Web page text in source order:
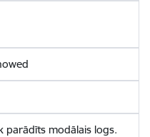
parādīts modālais logs.